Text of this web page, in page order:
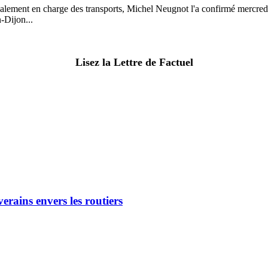
en charge des transports, Michel Neugnot l'a confirmé
Dijon...
Lisez la Lettre de Factuel
envers les routiers